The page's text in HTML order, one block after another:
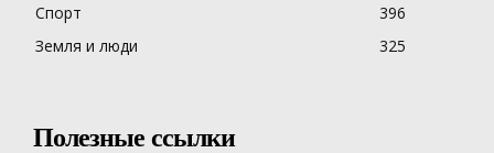
Спорт
396
Земля и люди
325
Полезные ссылки